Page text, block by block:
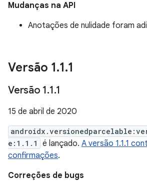
Mudanças na API
Anotações de nulidade foram
Versão 1.1.1
Versão 1.1.1
15 de abril de 2020
e:1.1.1
é lançado. A versão 1.1.1
confirmações.
Correções de bugs